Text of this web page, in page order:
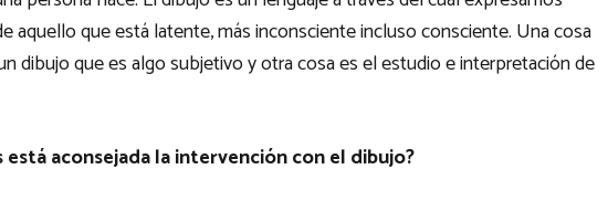
aquello que está latente, más inconsciente incluso consciente. Una cosa
dibujo que es algo subjetivo y otra cosa es el estudio e interpretación de
aconsejada la intervención con el dibujo?